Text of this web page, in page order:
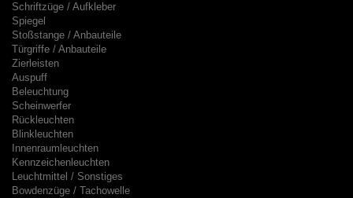
Schriftzüge / Aufkleber
Spiegel
Stoßstange / Anbauteile
Türgriffe / Anbauteile
Zierleisten
Auspuff
Beleuchtung
Scheinwerfer
Rückleuchten
Blinkleuchten
Innenraumleuchten
Kennzeichenleuchten
Leuchtmittel / Sonstiges
Bowdenzüge / Tachowelle